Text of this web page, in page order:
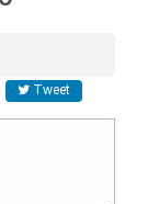
Tweet